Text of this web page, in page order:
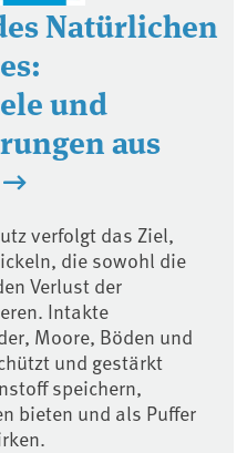
Natürlichen
und
aus
verfolgt das Ziel,
die sowohl die
Verlust der
Intakte
Moore, Böden und
und gestärkt
speichern,
bieten und als Puffer